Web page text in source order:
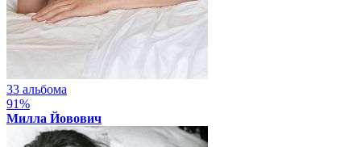
33 альбома
91%
Милла Йовович